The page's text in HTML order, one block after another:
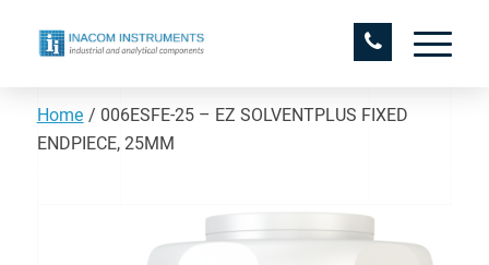
Home / 006ESFE-25 – EZ SOLVENTPLUS FIXED
ENDPIECE, 25MM